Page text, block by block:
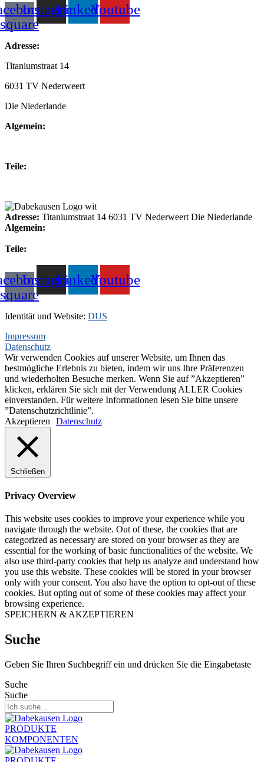
square
InstagramLinkedinYoutube
Adresse:
Titaniumstraat 14
6031 TV Nederweert
Die Niederlande
Algemein:
Teile:
Adresse: Titaniumstraat 14 6031 TV Nederweert Die Niederlande
Algemein:
Teile:
square
InstagramLinkedinYoutube
Identität und Website: DUS
Impressum
Datenschutz
Wir verwenden Cookies auf unserer Website, um Ihnen das
bestmögliche Erlebnis zu bieten, indem wir uns Ihre Präferenzen
und wiederholten Besuche merken. Wenn Sie auf ”Akzeptieren”
klicken, erklären Sie sich mit der Verwendung ALLER Cookies
einverstanden. Für weitere Informationen lesen Sie bitte unsere
”Datenschutzrichtlinie”.
Akzeptieren
Datenschutz
Schließen
Privacy Overview
This website uses cookies to improve your experience while you
navigate through the website. Out of these, the cookies that are
categorized as necessary are stored on your browser as they are
essential for the working of basic functionalities of the website. We
also use third-party cookies that help us analyze and understand how
you use this website. These cookies will be stored in your browser
only with your consent. You also have the option to opt-out of these
cookies. But opting out of some of these cookies may affect your
browsing experience.
SPEICHERN & AKZEPTIEREN
Suche
Geben Sie Ihren Suchbegriff ein und drücken Sie die Eingabetaste
Suche
Suche
PRODUKTE
KOMPONENTEN